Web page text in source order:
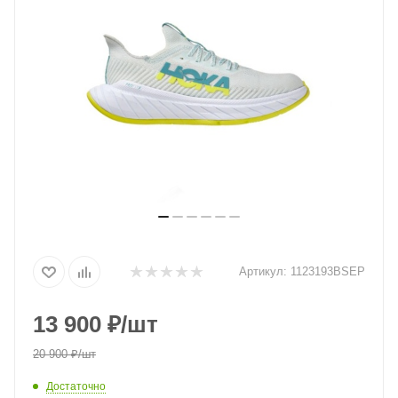
Артикул: 1123193BSEP
13 900 ₽/шт
20 900₽/шт
Достаточно